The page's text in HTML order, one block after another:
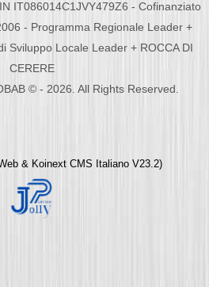
IT086014C1JVY479Z6 - Cofinanziato
- Programma Regionale Leader +
Sviluppo Locale Leader + ROCCA DI
CERERE
© - 2026. All Rights Reserved.
& Koinext CMS Italiano V23.2)